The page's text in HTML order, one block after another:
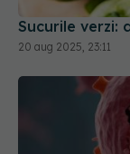
20 aug 2025, 23:11